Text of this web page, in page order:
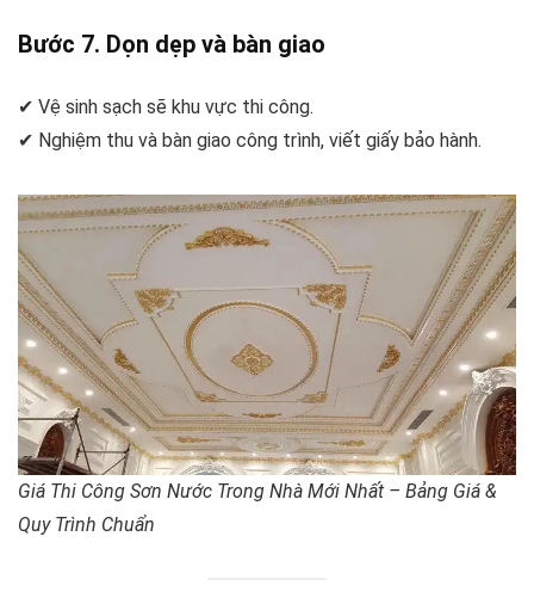
Bước 7. Dọn dẹp và bàn giao
✔ Vệ sinh sạch sẽ khu vực thi công.
✔ Nghiệm thu và bàn giao công trình, viết giấy bảo hành.
Giá Thi Công Sơn Nước Trong Nhà Mới Nhất – Bảng Giá &
Quy Trình Chuẩn